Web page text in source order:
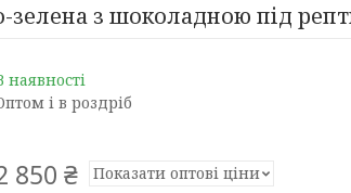
зелена з шоколадною під
наявності
і в роздріб
850 ₴ Показати оптові ціни